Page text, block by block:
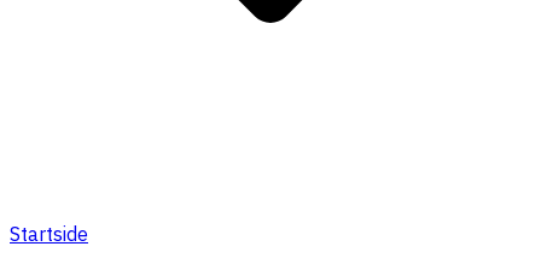
Startside